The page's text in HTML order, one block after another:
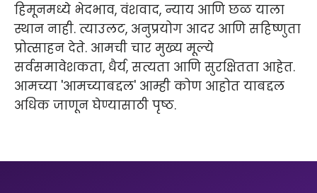
हिमूनमध्ये भेदभाव, वंशवाद, न्याय आणि छळ याला
स्थान नाही. त्याउलट, अनुप्रयोग आदर आणि सहिष्णुता
प्रोत्साहन देते. आमची चार मुख्य मूल्ये
सर्वसमावेशकता, धैर्य, सत्यता आणि सुरक्षितता आहेत.
आमच्या 'आमच्याबद्दल' आम्ही कोण आहोत याबद्दल
अधिक जाणून घेण्यासाठी पृष्ठ.